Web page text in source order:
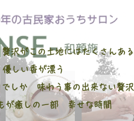
沢がこの土地にはたくさんある
優しい香が漂う
でしか 味わう事の出来ない贅沢
が癒しの一部 幸せな時間